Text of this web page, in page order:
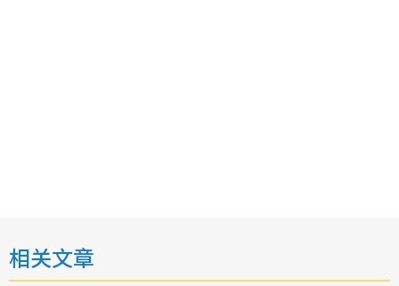
相关文章